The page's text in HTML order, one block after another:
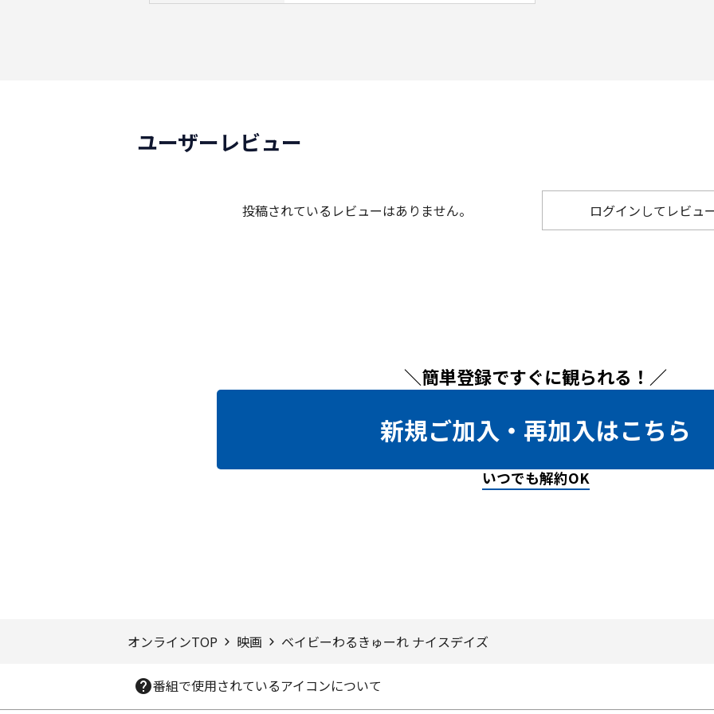
ユーザーレビュー
投稿されているレビューはありません。 ログインしてレビュ
＼簡単登録ですぐに観られる！／
新規ご加入・再加入はこちら
いつでも解約OK
オンラインTOP 映画 ベイビーわるきゅーれ ナイスデイズ
番組で使用されているアイコンについて